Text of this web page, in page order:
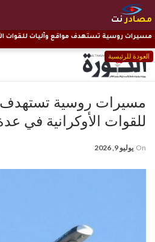
مصادرنت
العودة للرئيسية
مسيرات روسية تستهدف مواقع وآليات للقوات